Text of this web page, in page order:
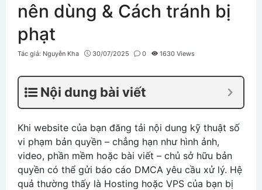
nên dùng & Cách tránh bị
phạt
Tác giả: Nguyễn Kha 30/07/2025 0 1630 Views
Nội dung bài viết
Khi website của bạn đăng tải nội dung kỹ thuật số
vi phạm bản quyền – chẳng hạn như hình ảnh,
video, phần mềm hoặc bài viết – chủ sở hữu bản
quyền có thể gửi báo cáo DMCA yêu cầu xử lý. Hệ
quả thường thấy là Hosting hoặc VPS của bạn bị